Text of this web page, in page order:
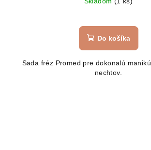
Do košíka
Sada fréz Promed pre dokonalú
nechtov.